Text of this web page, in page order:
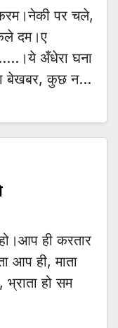
पर चले,
दम।ए
अँधेरा घना
बेखबर, कुछ न…
ही करतार
आप ही, माता
भ्राता हो सम